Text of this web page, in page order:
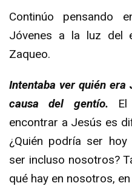
Continúo pensando
Jóvenes a la luz del
Zaqueo.
Intentaba ver quién
causa del gentío.
encontrar a Jesús es
¿Quién podría ser
ser incluso nosotros?
qué hay en nosotros,